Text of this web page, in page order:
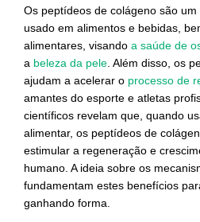
Os peptídeos de colágeno são
usado em alimentos e bebidas,
alimentares, visando a saúde de
a beleza da pele . Além disso, os
ajudam a acelerar o processo de
amantes do esporte e atletas
científicos revelam que, quando
alimentar, os peptídeos de
estimular a regeneração e
humano. A ideia sobre os
fundamentam estes benefícios
ganhando forma.